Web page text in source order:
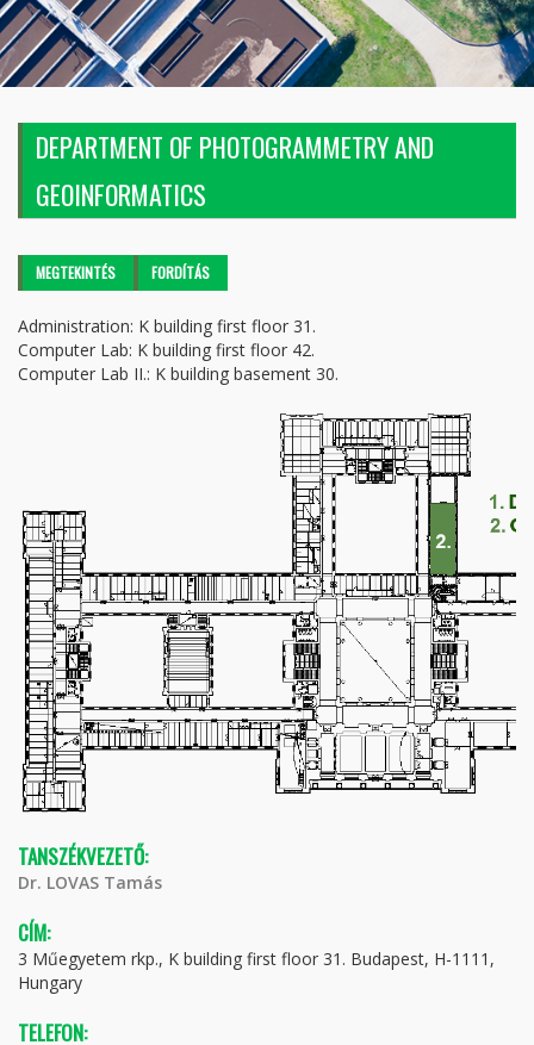
DEPARTMENT OF PHOTOGRAMMETRY AND
GEOINFORMATICS
Elsődleges fülek
MEGTEKINTÉS (AKTÍVFORDÍTÁS
Administration: K building first floor 31.
Computer Lab: K building first floor 42.
Computer Lab II.: K building basement 30.
TANSZÉKVEZETŐ:
Dr. LOVAS Tamás
CÍM:
3 Műegyetem rkp., K building first floor 31. Budapest, H-1111,
Hungary
TELEFON: